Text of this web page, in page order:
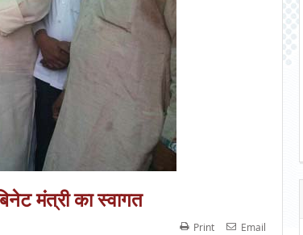
मंत्री का स्वागत
Print Email